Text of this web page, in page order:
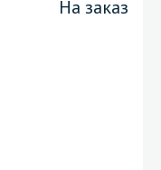
На заказ